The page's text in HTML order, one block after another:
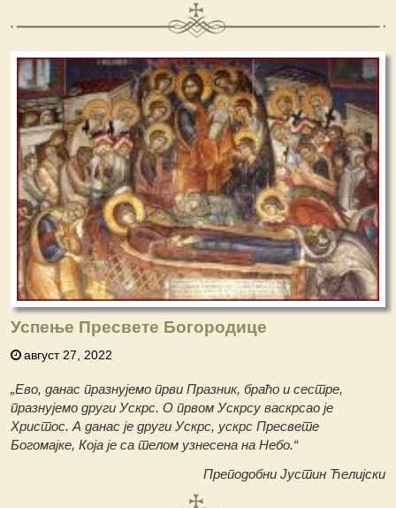
Успење Пресвете Богородице
август 27, 2022
„Ево, данас празнујемо први Празник, браћо и сестре,
празнујемо други Ускрс. О првом Ускрсу васкрсао је
Христос. А данас је други Ускрс, ускрс Пресвете
Богомајке, Која је са телом узнесена на Небо.“
Преподобни Јустин Ћелијски